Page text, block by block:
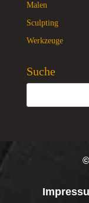
Malen
Sculpting
Werkzeuge
Suche